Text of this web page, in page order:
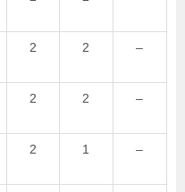
2 2 –
2 2 –
2 1 –